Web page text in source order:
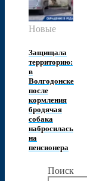
Новые
Защищала
территорию:
в
Волгодонске
после
кормления
бродячая
собака
набросилась
на
пенсионера
Поиск